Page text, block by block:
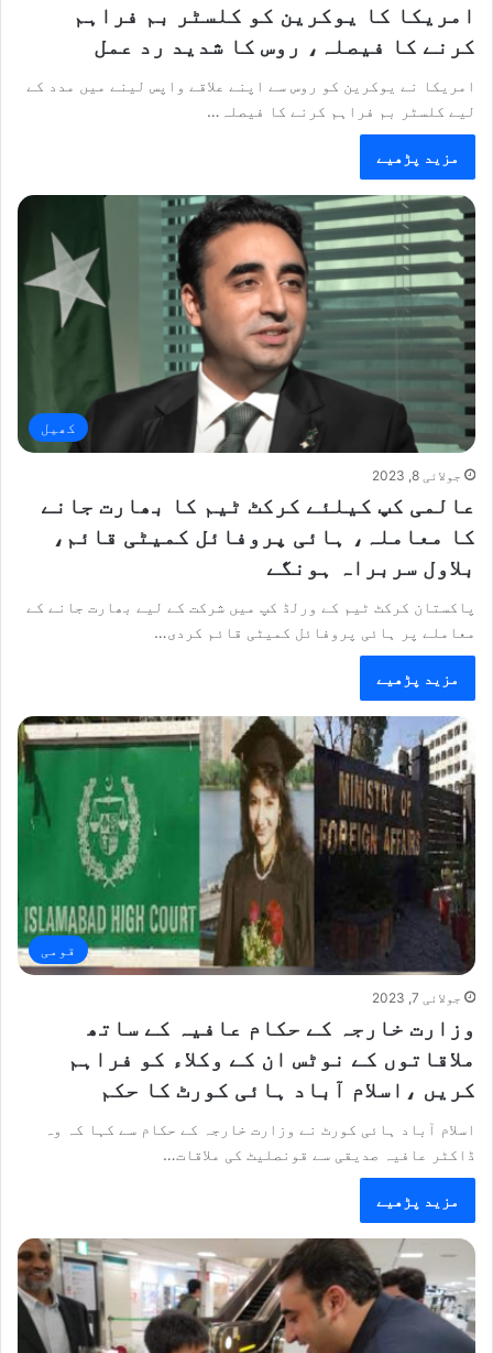
امریکا کا یوکرین کو کلسٹر بم فراہم
کرنے کا فیصلہ، روس کا شدید رد عمل
امریکا نے یوکرین کو روس سے اپنے علاقے واپس لینے میں مدد کے
لیے کلسٹر بم فراہم کرنے کا فیصلہ…
مزید پڑھیے
کھیل
جولائی 8, 2023
عالمی کپ کیلئے کرکٹ ٹیم کا بھارت جانے
کا معاملہ، ہائی پروفائل کمیٹی قائم،
بلاول سربراہ ہونگے
پاکستان کرکٹ ٹیم کے ورلڈ کپ میں شرکت کے لیے بھارت جانے کے
معاملے پر ہائی پروفائل کمیٹی قائم کردی…
مزید پڑھیے
قومی
جولائی 7, 2023
وزارت خارجہ کے حکام عافیہ کے ساتھ
ملاقاتوں کے نوٹس ان کے وکلاء کو فراہم
کریں ،اسلام آباد ہائی کورٹ کا حکم
اسلام آباد ہائی کورٹ نے وزارت خارجہ کے حکام سے کہا کہ وہ
ڈاکٹر عافیہ صدیقی سے قونصلیٹ کی ملاقات…
مزید پڑھیے